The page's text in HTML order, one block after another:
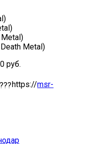
Metal)
руб.
https://msr-